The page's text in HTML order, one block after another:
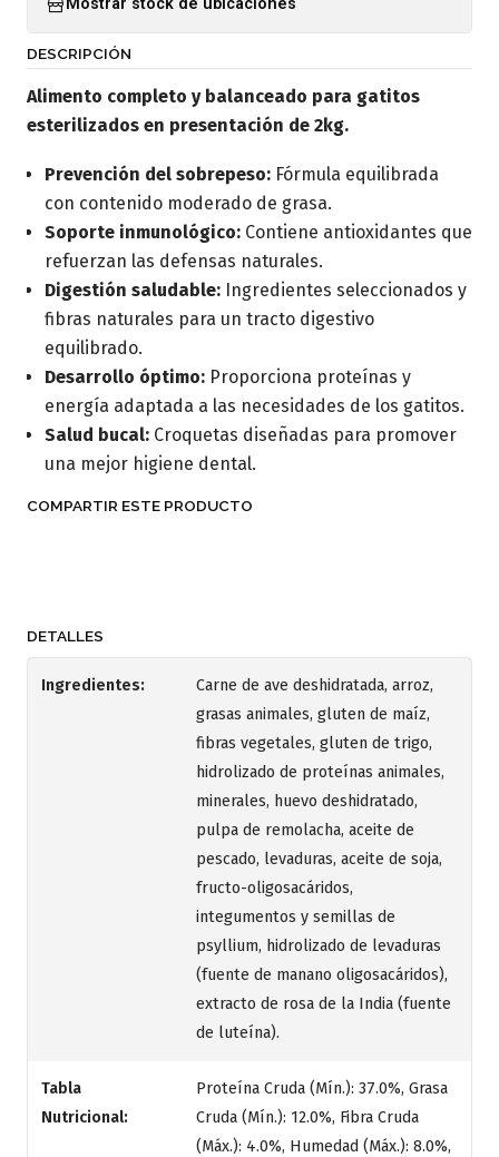
Mostrar stock de ubicaciones
DESCRIPCIÓN
Alimento completo y balanceado para gatitos
esterilizados en presentación de 2kg.
Prevención del sobrepeso: Fórmula equilibrada
con contenido moderado de grasa.
Soporte inmunológico: Contiene antioxidantes que
refuerzan las defensas naturales.
Digestión saludable: Ingredientes seleccionados y
fibras naturales para un tracto digestivo
equilibrado.
Desarrollo óptimo: Proporciona proteínas y
energía adaptada a las necesidades de los gatitos.
Salud bucal: Croquetas diseñadas para promover
una mejor higiene dental.
COMPARTIR ESTE PRODUCTO
DETALLES
Ingredientes:
Carne de ave deshidratada, arroz,
grasas animales, gluten de maíz,
fibras vegetales, gluten de trigo,
hidrolizado de proteínas animales,
minerales, huevo deshidratado,
pulpa de remolacha, aceite de
pescado, levaduras, aceite de soja,
fructo-oligosacáridos,
integumentos y semillas de
psyllium, hidrolizado de levaduras
(fuente de manano oligosacáridos),
extracto de rosa de la India (fuente
de luteína).
Tabla
Nutricional:
Proteína Cruda (Mín.): 37.0%, Grasa
Cruda (Mín.): 12.0%, Fibra Cruda
(Máx.): 4.0%, Humedad (Máx.): 8.0%,